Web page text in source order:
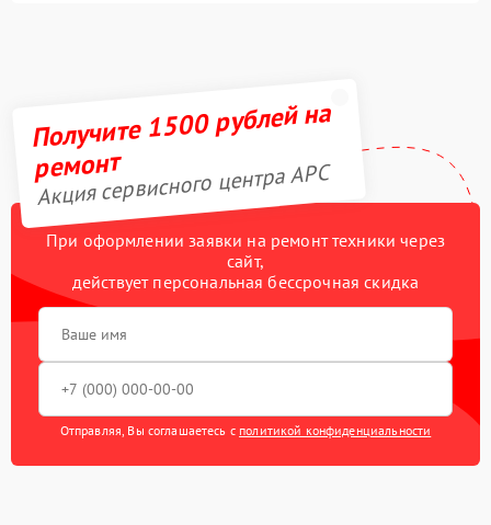
Получите 1500 рублей на
ремонт
Акция сервисного центра APC
При оформлении заявки на ремонт техники через
сайт,
действует персональная бессрочная скидка
Отправляя, Вы соглашаетесь с политикой конфиденциальности